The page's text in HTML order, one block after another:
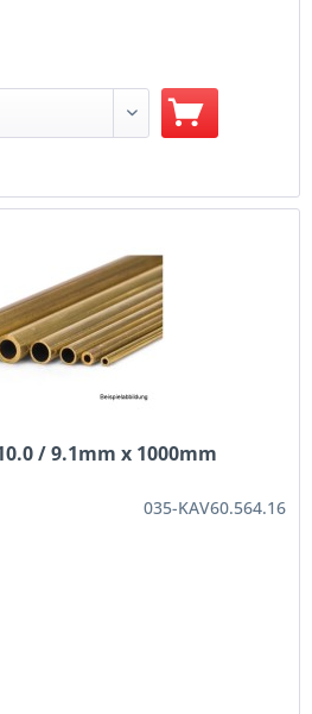
/ 9.1mm x 1000mm
035-KAV60.564.16